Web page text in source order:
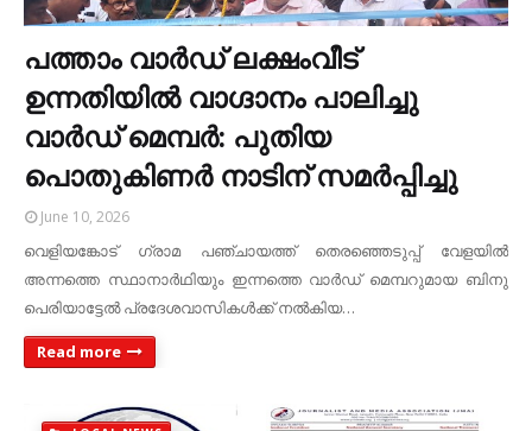
പത്താം വാർഡ് ലക്ഷംവീട്
ഉന്നതിയിൽ വാഗ്ദാനം പാലിച്ചു
വാർഡ് മെമ്പർ: പുതിയ
പൊതുകിണർ നാടിന് സമർപ്പിച്ചു
June 10, 2026
വെളിയങ്കോട് ഗ്രാമ പഞ്ചായത്ത് തെരഞ്ഞെടുപ്പ് വേളയിൽ
അന്നത്തെ സ്ഥാനാർഥിയും ഇന്നത്തെ വാർഡ് മെമ്പറുമായ ബിനു
പെരിയാട്ടേൽ പ്രദേശവാസികൾക്ക് നൽകിയ…
Read more